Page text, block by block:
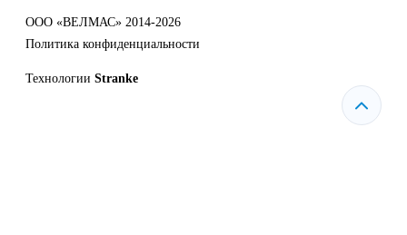
ООО «ВЕЛМАС» 2014-2026
Политика конфиденциальности
Технологии Stranke